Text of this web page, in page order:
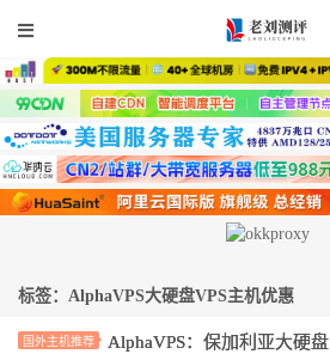
标签：AlphaVPS大硬盘VPS主机优惠
国外主机推荐
AlphaVPS：保加利亚大硬盘